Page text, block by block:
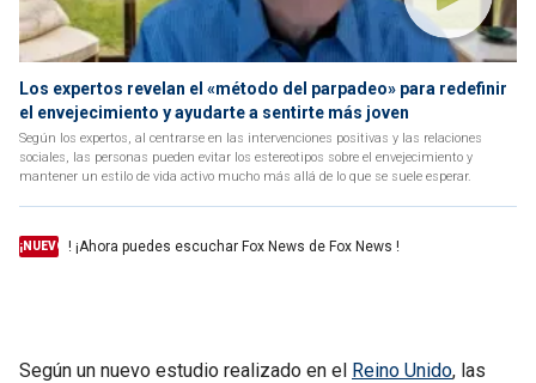
Los expertos revelan el «método del parpadeo» para redefinir
el envejecimiento y ayudarte a sentirte más joven
Según los expertos, al centrarse en las intervenciones positivas y las relaciones
sociales, las personas pueden evitar los estereotipos sobre el envejecimiento y
mantener un estilo de vida activo mucho más allá de lo que se suele esperar.
¡NUEVO ! ¡Ahora puedes escuchar Fox News de Fox News !
Según un nuevo estudio realizado en el Reino Unido, las